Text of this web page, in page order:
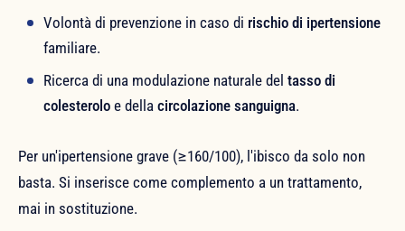
Volontà di prevenzione in caso di rischio di ipertensione
familiare.
Ricerca di una modulazione naturale del tasso di
colesterolo e della circolazione sanguigna.
Per un'ipertensione grave (≥160/100), l'ibisco da solo non
basta. Si inserisce come complemento a un trattamento,
mai in sostituzione.